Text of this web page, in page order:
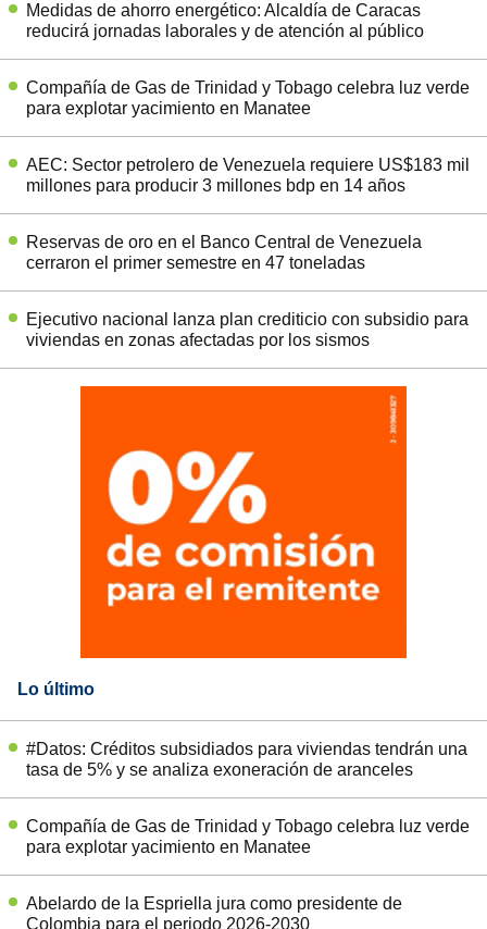
Medidas de ahorro energético: Alcaldía de Caracas
reducirá jornadas laborales y de atención al público
Compañía de Gas de Trinidad y Tobago celebra luz verde
para explotar yacimiento en Manatee
AEC: Sector petrolero de Venezuela requiere US$183 mil
millones para producir 3 millones bdp en 14 años
Reservas de oro en el Banco Central de Venezuela
cerraron el primer semestre en 47 toneladas
Ejecutivo nacional lanza plan crediticio con subsidio para
viviendas en zonas afectadas por los sismos
Lo último
#Datos: Créditos subsidiados para viviendas tendrán una
tasa de 5% y se analiza exoneración de aranceles
Compañía de Gas de Trinidad y Tobago celebra luz verde
para explotar yacimiento en Manatee
Abelardo de la Espriella jura como presidente de
Colombia para el periodo 2026-2030